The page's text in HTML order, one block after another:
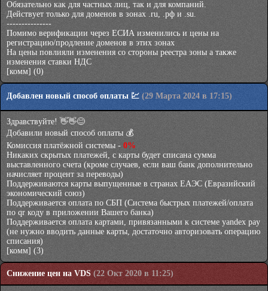
Обязательно как для частных лиц, так и для компаний.
Действует только для доменов в зонах .ru, .рф и .su.
---------------
Помимо верификации через ЕСИА изменились и цены на
регистрацию/продление доменов в этих зонах
На цены повлияли изменения со стороны реестра зоны а также
изменения ставки НДС
[комм] (0)
Добавлен новый способ оплаты 💹 (29 Марта 2024 в 17:15)
Здравствуйте! 👋👋😊
Добавили новый способ оплаты 💰
Комиссия платёжной системы - 0%
Никаких скрытых платежей, с карты будет списана сумма
выставленного счета (кроме случаев, если ваш банк дополнительно
начисляет процент за переводы)
Поддерживаются карты выпущенные в странах ЕАЭС (Евразийский
экономический союз)
Поддерживается оплата по СБП (Система быстрых платежей/оплата
по qr коду в приложении Вашего банка)
Поддерживается оплата картами, привязанными к системе yandex pay
(не нужно вводить данные карты, достаточно авторизовать операцию
списания)
[комм] (3)
Снижение цен на VDS (22 Окт 2020 в 11:25)